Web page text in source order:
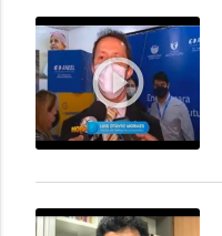
play_circle_outline